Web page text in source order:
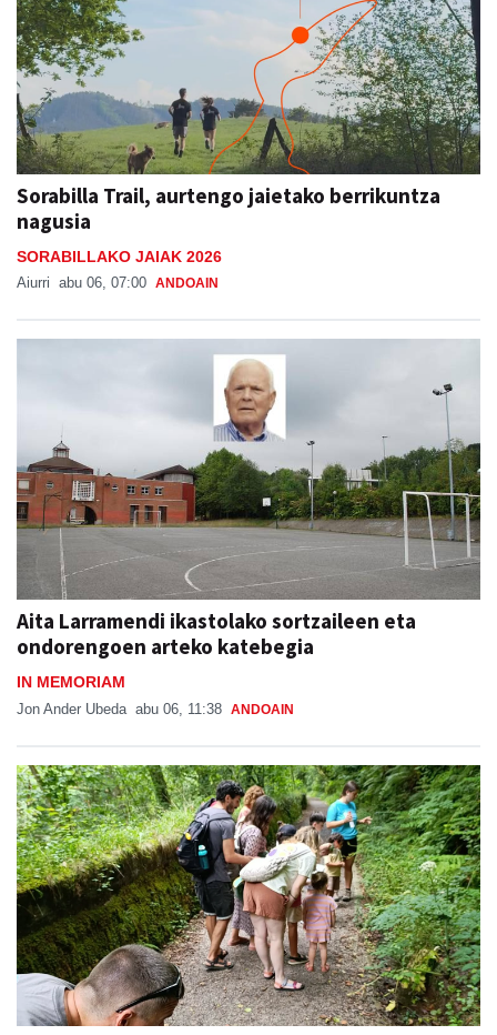
Sorabilla Trail, aurtengo jaietako berrikuntza
nagusia
SORABILLAKO JAIAK 2026
Aiurri abu 06, 07:00 ANDOAIN
Aita Larramendi ikastolako sortzaileen eta
ondorengoen arteko katebegia
IN MEMORIAM
Jon Ander Ubeda abu 06, 11:38 ANDOAIN